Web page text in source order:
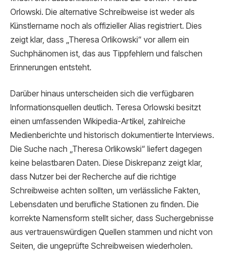
Orlowski. Die alternative Schreibweise ist weder als
Künstlername noch als offizieller Alias registriert. Dies
zeigt klar, dass „Theresa Orlikowski“ vor allem ein
Suchphänomen ist, das aus Tippfehlern und falschen
Erinnerungen entsteht.
Darüber hinaus unterscheiden sich die verfügbaren
Informationsquellen deutlich. Teresa Orlowski besitzt
einen umfassenden Wikipedia-Artikel, zahlreiche
Medienberichte und historisch dokumentierte Interviews.
Die Suche nach „Theresa Orlikowski“ liefert dagegen
keine belastbaren Daten. Diese Diskrepanz zeigt klar,
dass Nutzer bei der Recherche auf die richtige
Schreibweise achten sollten, um verlässliche Fakten,
Lebensdaten und berufliche Stationen zu finden. Die
korrekte Namensform stellt sicher, dass Suchergebnisse
aus vertrauenswürdigen Quellen stammen und nicht von
Seiten, die ungeprüfte Schreibweisen wiederholen.